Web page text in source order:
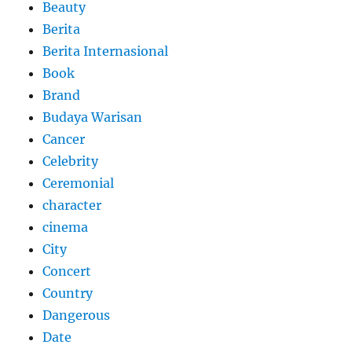
Beauty
Berita
Berita Internasional
Book
Brand
Budaya Warisan
Cancer
Celebrity
Ceremonial
character
cinema
City
Concert
Country
Dangerous
Date